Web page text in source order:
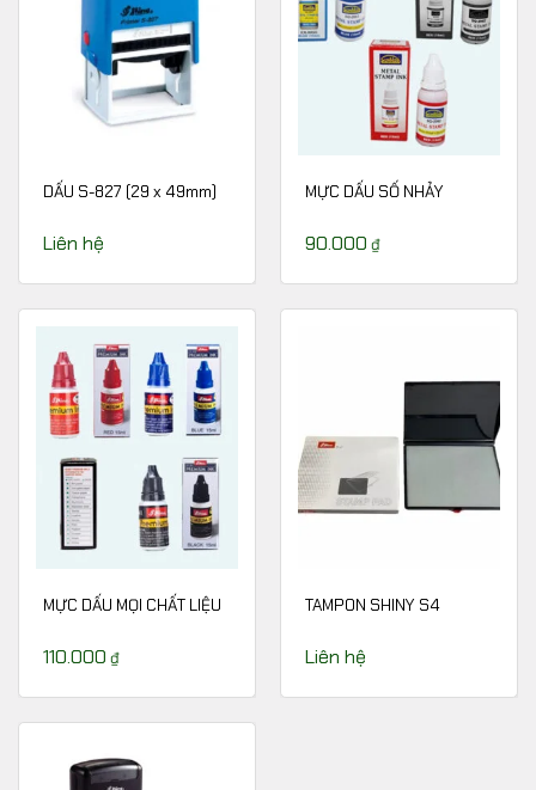
DẤU S-827 (29 x 49mm)
Liên hệ
MỰC DẤU SỐ NHẢY
90.000 ₫
MỰC DẤU MỌI CHẤT LIỆU
110.000 ₫
TAMPON SHINY S4
Liên hệ